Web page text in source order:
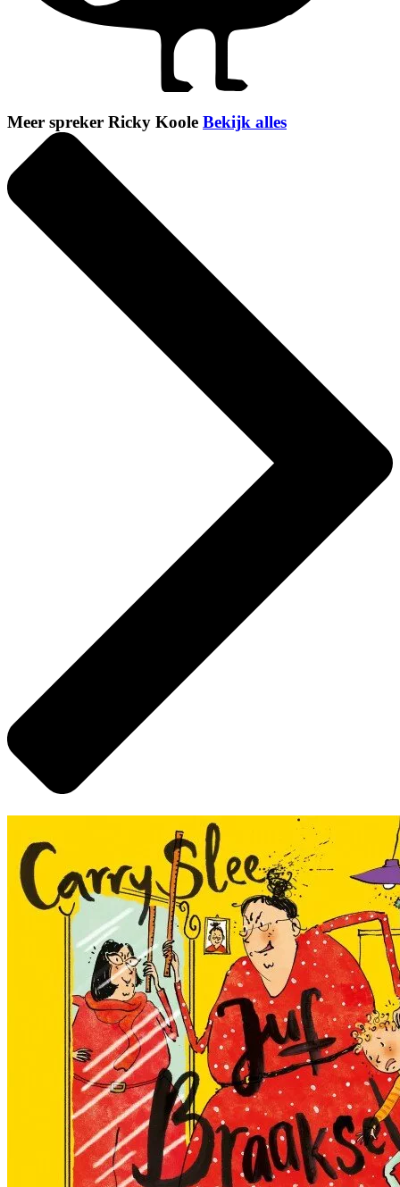
Meer spreker Ricky Koole Bekijk alles